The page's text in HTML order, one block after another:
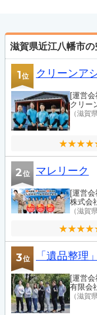
滋賀県近江八幡市
1位 クリーンア
[運営会
クリー
（滋賀
2位 マレリーク
[運営会
株式会
（滋賀
3位 「遺品整理
[運営会
有限会
（滋賀